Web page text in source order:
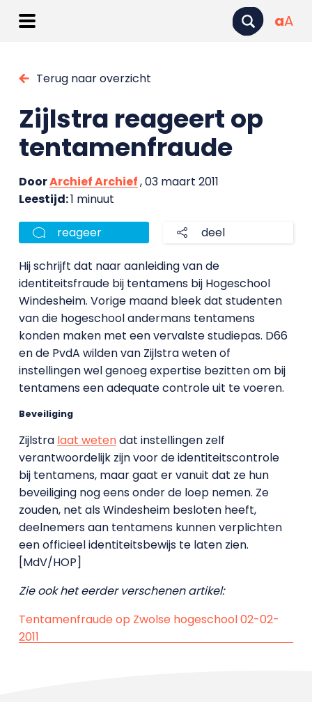
aA
Terug naar overzicht
Zijlstra reageert op
tentamenfraude
DoorArchief Archief, 03 maart 2011
Leestijd:1 minuut
reageer deel
Hij schrijft dat naar aanleiding van de
identiteitsfraude bij tentamens bij Hogeschool
Windesheim. Vorige maand bleek dat studenten
van die hogeschool andermans tentamens
konden maken met een vervalste studiepas. D66
en de PvdA wilden van Zijlstra weten of
instellingen wel genoeg expertise bezitten om bij
tentamens een adequate controle uit te voeren.
Beveiliging
Zijlstra laat wetendat instellingen zelf
verantwoordelijk zijn voor de identiteitscontrole
bij tentamens, maar gaat er vanuit dat ze hun
beveiliging nog eens onder de loep nemen. Ze
zouden, net als Windesheim besloten heeft,
deelnemers aan tentamens kunnen verplichten
een officieel identiteitsbewijs te laten zien.
[MdV/HOP]
Zie ook het eerder verschenen artikel:
Tentamenfraude op Zwolse hogeschool 02-02-
2011